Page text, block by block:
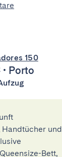
150
• Porto
und
Queensize-Bett,